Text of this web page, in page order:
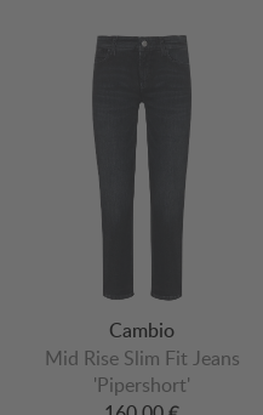
Cambio
Mid Rise Slim Fit Jeans
'Pipershort'